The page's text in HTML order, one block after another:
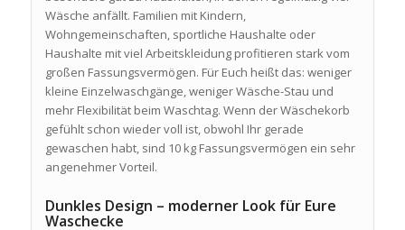
Wäsche anfällt. Familien mit Kindern,
Wohngemeinschaften, sportliche Haushalte oder
Haushalte mit viel Arbeitskleidung profitieren stark vom
großen Fassungsvermögen. Für Euch heißt das: weniger
kleine Einzelwaschgänge, weniger Wäsche-Stau und
mehr Flexibilität beim Waschtag. Wenn der Wäschekorb
gefühlt schon wieder voll ist, obwohl Ihr gerade
gewaschen habt, sind 10 kg Fassungsvermögen ein sehr
angenehmer Vorteil.
Dunkles Design – moderner Look für Eure
Waschecke